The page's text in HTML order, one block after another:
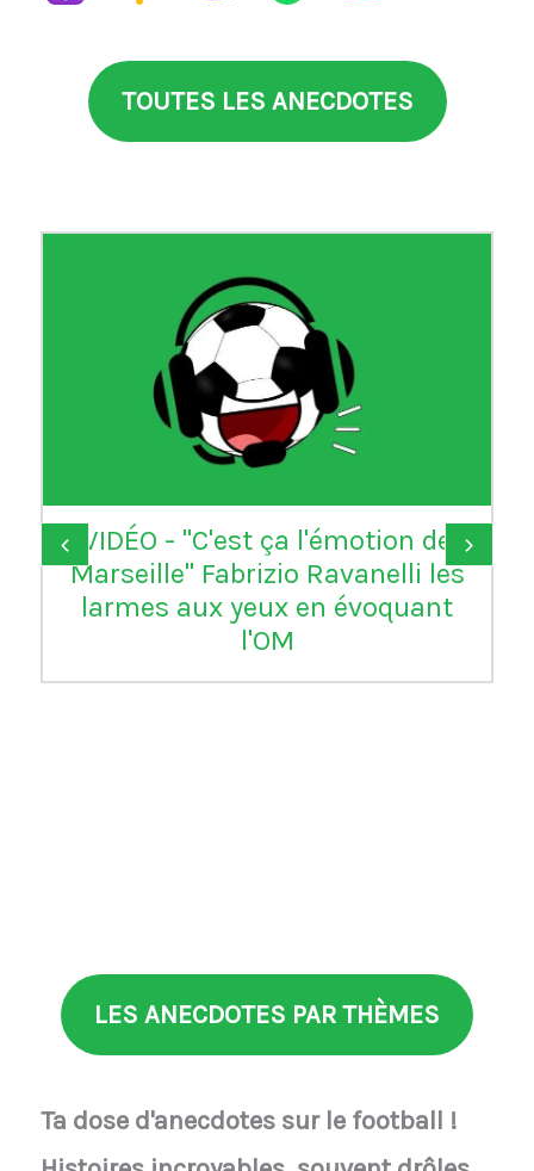
TOUTES LES ANECDOTES
VIDÉO - "C'est ça l'émotion de
Marseille" Fabrizio Ravanelli les
larmes aux yeux en évoquant
l'OM
‹ ›
LES ANECDOTES PAR THÈMES
Ta dose d'anecdotes sur le football !